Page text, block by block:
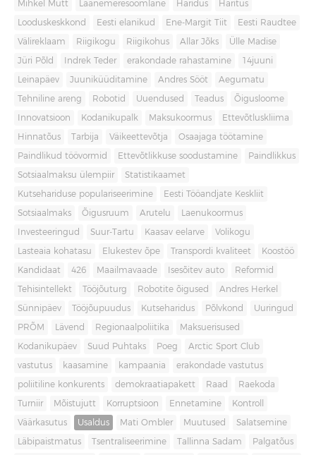
Mihkel Mutt Läänemeresoomlane Haridus Haritus
Looduskeskkond Eesti elanikud Ene-Margit Tiit Eesti Raudtee
Välireklaam Riigikogu Riigikohus Allar Jõks Ülle Madise
Jüri Põld Indrek Teder erakondade rahastamine 14juuni
Leinapäev Juuniküüditamine Andres Sööt Aegumatu
Tehniline areng Robotid Uuendused Teadus Õigusloome
Innovatsioon Kodanikupalk Maksukoormus Ettevõtluskliima
Hinnatõus Tarbija Väikeettevõtja Osaajaga töötamine
Paindlikud töövormid Ettevõtlikkuse soodustamine Paindlikkus
Sotsiaalmaksu ülempiir Statistikaamet
Kutsehariduse populariseerimine Eesti Tööandjate Keskliit
Sotsiaalmaks Õigusruum Arutelu Laenukoormus
Investeeringud Suur-Tartu Kaasav eelarve Volikogu
Lasteaia kohatasu Elukestev õpe Transpordi kvaliteet Koostöö
Kandidaat 426 Maailmavaade Isesõitev auto Reformid
Tehisintellekt Tööjõuturg Robotite õigused Andres Herkel
Sünnipäev Tööjõupuudus Kutseharidus Põlvkond Uuringud
PRÕM Lävend Regionaalpoliitika Maksuerisused
Kodanikupäev Suud Puhtaks Poeg Arctic Sport Club
vastutus kaasamine kampaania erakondade vastutus
poliitiline konkurents demokraatiapakett Raad Raekoda
Turniir Mõistujutt Korruptsioon Ennetamine Kontroll
Väärkasutus Usaldus Mati Ombler Muutused Salatsemine
Läbipaistmatus Tsentraliseerimine Tallinna Sadam Palgatõus